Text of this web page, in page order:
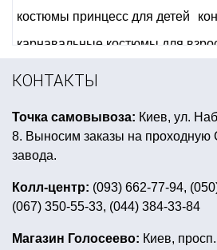
костюмы принцесс для детей
карнавальные костюмы для
купить костюмы аниматоров
тарелки одноразовые
сувенирные магниты цена
день рождения в стиле панды
воздушные шары на день
КОНТАКТЫ
Точка самовывоза: Киев, ул.
8. Выносим заказы на проходную
завода.
Колл-центр: (093) 662-77-94,
(067) 350-55-33, (044) 384-33-84
Магазин Голосеево: Киев,